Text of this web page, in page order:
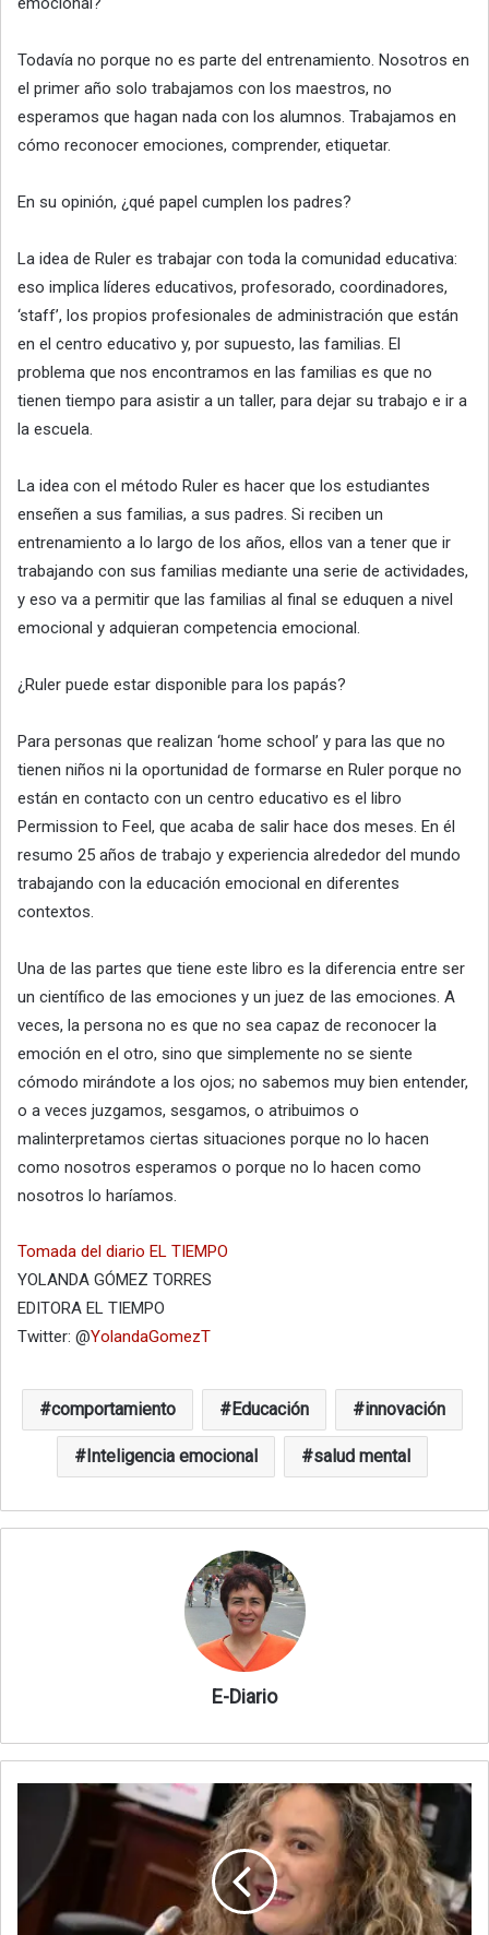
Todavía no porque no es parte del entrenamiento. Nosotros en
el primer año solo trabajamos con los maestros, no
esperamos que hagan nada con los alumnos. Trabajamos en
cómo reconocer emociones, comprender, etiquetar.
En su opinión, ¿qué papel cumplen los padres?
La idea de Ruler es trabajar con toda la comunidad educativa:
eso implica líderes educativos, profesorado, coordinadores,
‘staff’, los propios profesionales de administración que están
en el centro educativo y, por supuesto, las familias. El
problema que nos encontramos en las familias es que no
tienen tiempo para asistir a un taller, para dejar su trabajo e ir a
la escuela.
La idea con el método Ruler es hacer que los estudiantes
enseñen a sus familias, a sus padres. Si reciben un
entrenamiento a lo largo de los años, ellos van a tener que ir
trabajando con sus familias mediante una serie de actividades,
y eso va a permitir que las familias al final se eduquen a nivel
emocional y adquieran competencia emocional.
¿Ruler puede estar disponible para los papás?
Para personas que realizan ‘home school’ y para las que no
tienen niños ni la oportunidad de formarse en Ruler porque no
están en contacto con un centro educativo es el libro
Permission to Feel, que acaba de salir hace dos meses. En él
resumo 25 años de trabajo y experiencia alrededor del mundo
trabajando con la educación emocional en diferentes
contextos.
Una de las partes que tiene este libro es la diferencia entre ser
un científico de las emociones y un juez de las emociones. A
veces, la persona no es que no sea capaz de reconocer la
emoción en el otro, sino que simplemente no se siente
cómodo mirándote a los ojos; no sabemos muy bien entender,
o a veces juzgamos, sesgamos, o atribuimos o
malinterpretamos ciertas situaciones porque no lo hacen
como nosotros esperamos o porque no lo hacen como
nosotros lo haríamos.
Tomada del diario EL TIEMPO
YOLANDA GÓMEZ TORRES
EDITORA EL TIEMPO
Twitter: @YolandaGomezT
comportamiento Educación innovación
Inteligencia emocional salud mental
E-Diario